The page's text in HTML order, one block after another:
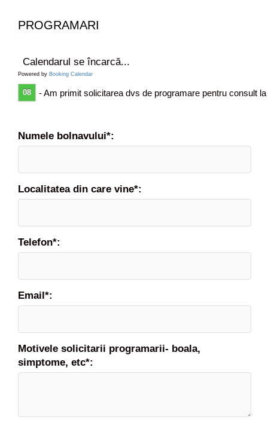
i
o
l
?
PROGRAMARI
Calendarul se încarcă...
Powered by Booking Calendar
08 - Am primit solicitarea dvs de programare pentru consult
Numele bolnavului*:
Localitatea din care vine*:
Telefon*:
Email*:
Motivele solicitarii programarii- boala,
simptome, etc*: